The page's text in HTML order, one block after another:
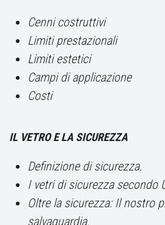
Cenni costruttivi
Limiti prestazionali
Limiti estetici
Campi di applicazione
Costi
IL VETRO E LA SICUREZZA
Definizione di sicurezza.
I vetri di sicurezza secondo
Oltre la sicurezza: Il nostro
salvaguardia.